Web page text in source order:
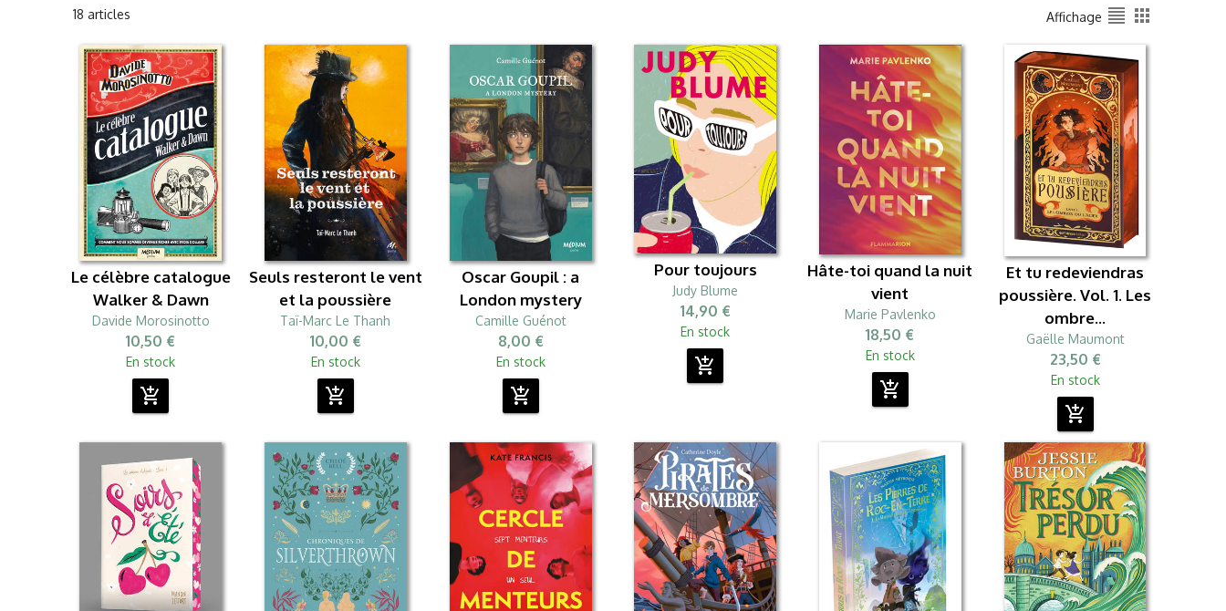
18 articles Affichage format_align_justify apps
Le célèbre catalogue
Walker & Dawn
Davide Morosinotto
10,50 €
En stock
add_shopping_cart
Seuls resteront le vent
et la poussière
Taï-Marc Le Thanh
10,00 €
En stock
add_shopping_cart
Oscar Goupil : a
London mystery
Camille Guénot
8,00 €
En stock
add_shopping_cart
Pour toujours
Judy Blume
14,90 €
En stock
add_shopping_cart
Hâte-toi quand la nuit
vient
Marie Pavlenko
18,50 €
En stock
add_shopping_cart
Et tu redeviendras
poussière. Vol. 1. Les
ombre...
Gaëlle Maumont
23,50 €
En stock
add_shopping_cart